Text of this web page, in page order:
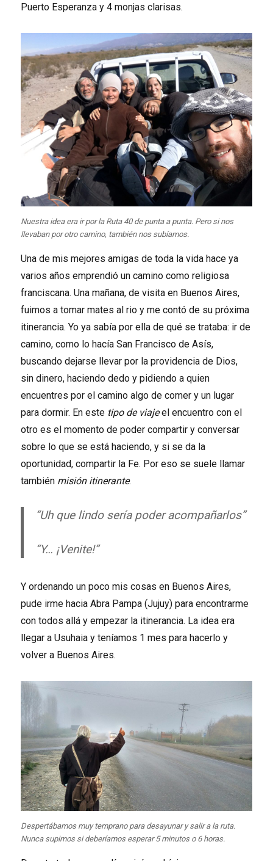
Puerto Esperanza y 4 monjas clarisas.
Nuestra idea era ir por la Ruta 40 de punta a punta. Pero si nos
llevaban por otro camino, también nos subíamos.
Una de mis mejores amigas de toda la vida hace ya
varios años emprendió un camino como religiosa
franciscana. Una mañana, de visita en Buenos Aires,
fuimos a tomar mates al rio y me contó de su próxima
itinerancia. Yo ya sabía por ella de qué se trataba: ir de
camino, como lo hacía San Francisco de Asís,
buscando dejarse llevar por la providencia de Dios,
sin dinero, haciendo dedo y pidiendo a quien
encuentres por el camino algo de comer y un lugar
para dormir. En este tipo de viajeel encuentro con el
otro es el momento de poder compartir y conversar
sobre lo que se está haciendo, y si se da la
oportunidad, compartir la Fe. Por eso se suele llamar
también misión itinerante.
“Uh que lindo sería poder acompañarlos”
“Y… ¡Venite!”
Y ordenando un poco mis cosas en Buenos Aires,
pude irme hacia Abra Pampa (Jujuy) para encontrarme
con todos allá y empezar la itinerancia. La idea era
llegar a Usuhaia y teníamos 1 mes para hacerlo y
volver a Buenos Aires.
Despertábamos muy temprano para desayunar y salir a la ruta.
Nunca supimos si deberíamos esperar 5 minutos o 6 horas.